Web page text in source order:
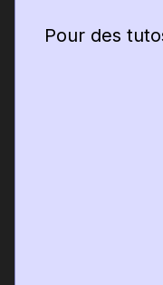
Pour des